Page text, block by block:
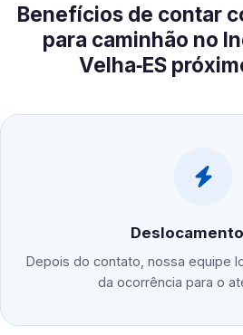
Benefícios de contar
para caminhão no
Velha‑ES
Depois do contato, nossa equipe
da ocorrência para o